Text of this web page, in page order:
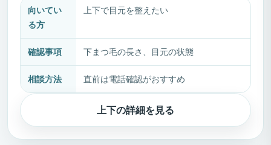
向いてい
る方
上下で目元を整えたい
確認事項 下まつ毛の長さ、目元の状態
相談方法 直前は電話確認がおすすめ
上下の詳細を見る